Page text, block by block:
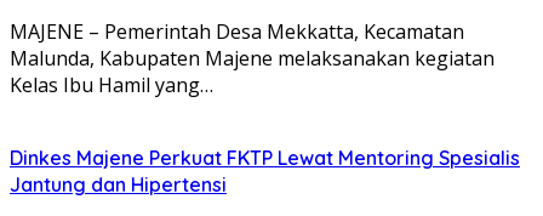
MAJENE – Pemerintah Desa Mekkatta, Kecamatan
Malunda, Kabupaten Majene melaksanakan kegiatan
Kelas Ibu Hamil yang…
Dinkes Majene Perkuat FKTP Lewat Mentoring Spesialis
Jantung dan Hipertensi